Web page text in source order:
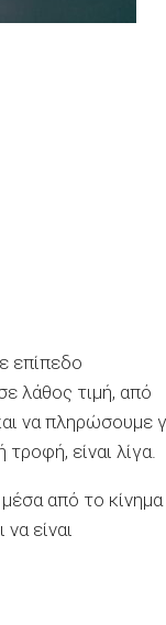
επίπεδο
λάθος τιμή, από
να πληρώσουμε
είναι λίγα.
από το κίνημα
είναι